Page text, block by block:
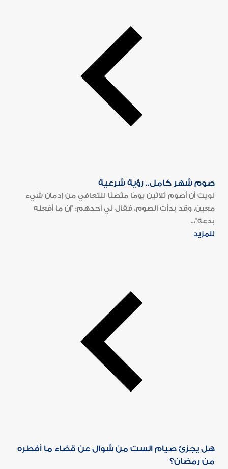
صوم شهر كامل.. رؤية شرعية
‏نويت أن أصوم ثلاثين يومًا متّصلًا للتعافي من إدمان شيء
معين، وقد بدأت الصوم، فقال لي أحدهم: "إن ما أفعله
بدعة"،..
للمزيد
هل يجزئ صيام الست من شوال عن قضاء ما أفطره
من رمضان؟